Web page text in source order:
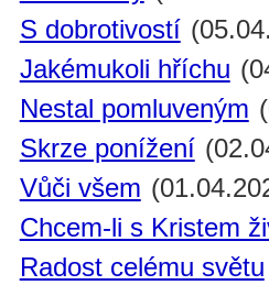
S dobrotivostí
Jakémukoli hříchu
Nestal pomluveným
Skrze ponížení
Vůči všem
Chcem-li s Kristem
Radost celému světu